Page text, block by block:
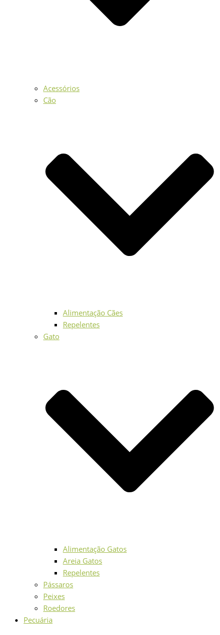
Acessórios
Cão
Alimentação Cães
Repelentes
Gato
Alimentação Gatos
Areia Gatos
Repelentes
Pássaros
Peixes
Roedores
Pecuária